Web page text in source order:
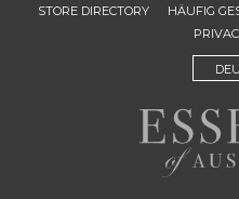
STORE DIRECTORY
HÄUFIG